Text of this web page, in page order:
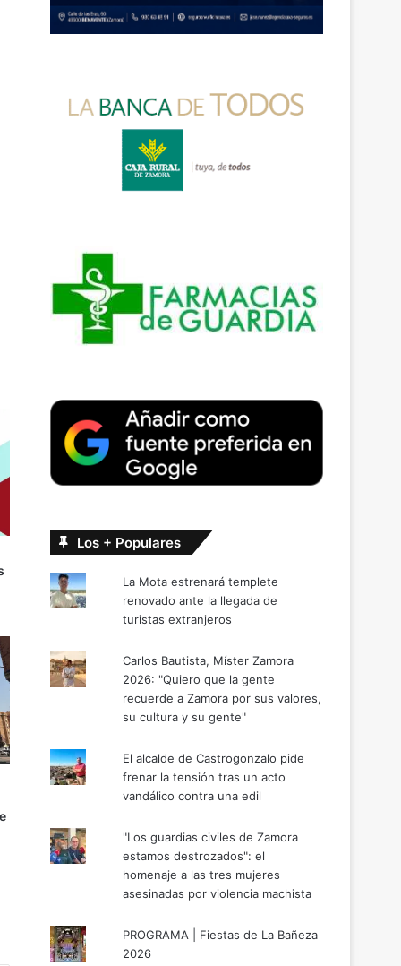
Los + Populares
La Mota estrenará templete
renovado ante la llegada de
turistas extranjeros
Carlos Bautista, Míster Zamora
2026: "Quiero que la gente
recuerde a Zamora por sus valores,
su cultura y su gente"
El alcalde de Castrogonzalo pide
frenar la tensión tras un acto
vandálico contra una edil
"Los guardias civiles de Zamora
estamos destrozados": el
homenaje a las tres mujeres
asesinadas por violencia machista
PROGRAMA | Fiestas de La Bañeza
2026